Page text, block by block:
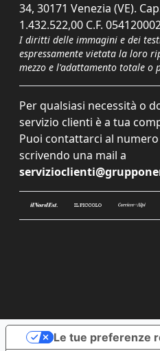
34, 30171 Venezia (VE).
1.432.522,00 C.F.
I diritti delle immagini e dei
espressamente vietata la loro
mezzo e l'adattamento totale o
Per qualsiasi necessità o
servizio clienti è a tua
Puoi contattarci al numero
scrivendo una mail a
Le tue preferenze